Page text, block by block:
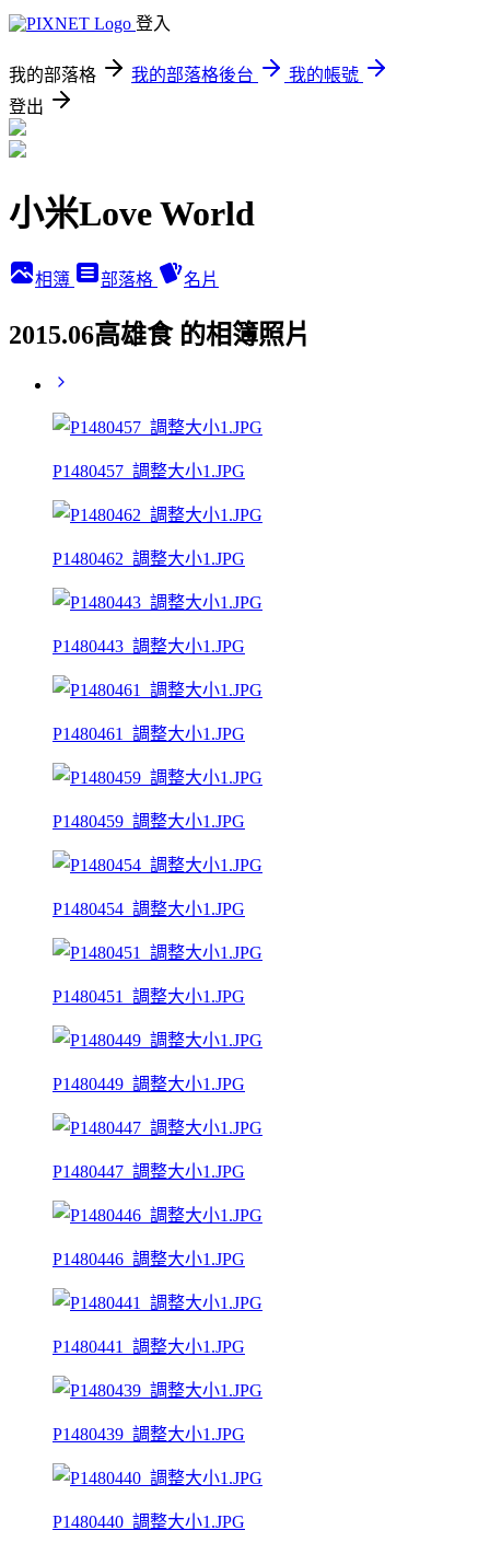
登入
我的部落格 我的部落格後台
我的帳號
登出
小米Love World
相簿 部落格 名片
2015.06高雄食 的相簿照片
P1480457_調整大小1.JPG
P1480462_調整大小1.JPG
P1480443_調整大小1.JPG
P1480461_調整大小1.JPG
P1480459_調整大小1.JPG
P1480454_調整大小1.JPG
P1480451_調整大小1.JPG
P1480449_調整大小1.JPG
P1480447_調整大小1.JPG
P1480446_調整大小1.JPG
P1480441_調整大小1.JPG
P1480439_調整大小1.JPG
P1480440_調整大小1.JPG